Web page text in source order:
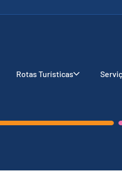
Rotas Turísticas